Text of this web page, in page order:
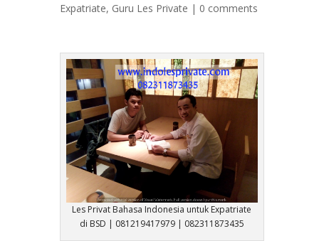
Expatriate, Guru Les Private | 0 comments
Les Privat Bahasa Indonesia untuk Expatriate
di BSD | 081219417979 | 082311873435